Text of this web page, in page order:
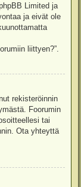
Limited ja
ja eivät ole
liittyen?”.
rekisteröinnin
Foorumin
tai
Ota yhteyttä